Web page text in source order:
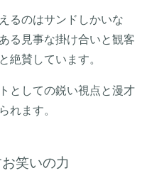
るのはサンドしかいな
る見事な掛け合いと観客
絶賛しています。
としての鋭い視点と漫才
れます。
笑いの力